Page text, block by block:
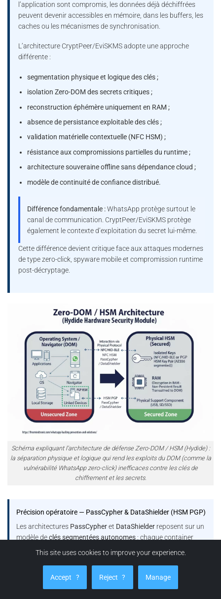
l’application sont compromis, les données déjà déchiffrées
peuvent devenir accessibles en mémoire, dans les buffers, les
caches ou les mécanismes de synchronisation.
L’architecture CryptPeer/EviSKMS adopte une approche
différente :
segmentation physique et logique des clés ;
isolation Zero-DOM des secrets critiques ;
reconstruction éphémère uniquement en RAM ;
absence de persistance exploitable des clés ;
validation matérielle contextuelle (NFC HSM) ;
résistance aux compromissions partielles du runtime ;
architecture souveraine offline sans dépendance cloud ;
modèle de continuité de confiance distribué.
Différence fondamentale :WhatsApp protège surtout le
canal de communication. CryptPeer/EviSKMS protège
également le contexte d’exploitation du secret lui-même.
Cette différence devient critique face aux attaques modernes
de type zero-click, spyware mobile et compromission runtime
post-décryptage.
Schéma expliquant l’architecture de défense Zero-DOM / HSM (Hydide) :
la séparation physique et logique qui rend les exploits du DOM (comme la
vulnérabilité WhatsApp zero-click) inefficaces contre les clés de
chiffrement et les secrets.
Précision opératoire — PassCypher & DataShielder (HSM PGP)
Les architectures PassCypheret DataShielder reposent sur un
modèle declés segmentées autonomes : chaque container
chiffré encapsule des
segments de 256 bits
, et les fragments
de clé correspondants demeurent
isolés et sécurisés
transiter ni être persistés côté hôte dans un état exploitable.
This site uses cookies to improve your experience.
Accept ? Reject ? Manage